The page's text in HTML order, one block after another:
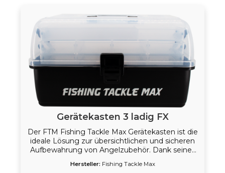
Mehrere integrierte Fächer und Ebenen sorgen
für Ordnung bei Ködern, Wirbeln, Haken und
weiterem Zubehör. Ein stabiler Tragegriff sowie
ein sicherer Verschluss machen den Transport
bequem und zuverlässig, perfekt für den Einsatz
am Wasser oder unterwegs. Gerätekasten CX (2-
ladig) – kompakt und leicht, ideal für kleinere
Ausrüstungen Maße: ca. 27,5 × 16,0 × 13,0 cm
Gerätekasten 3 ladig FX
Der FTM Fishing Tackle Max Gerätekasten ist die
ideale Lösung zur übersichtlichen und sicheren
Aufbewahrung von Angelzubehör. Dank seines
Einsteiger als auch für erfahrene Angler. Der
Hersteller: Fishing Tackle Max